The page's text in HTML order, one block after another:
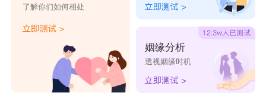
后凝固成复合词，指景色。有光才能成影，“景”引申出阴
影的“影”。阴影的“影”本来就用“景”表示。景也有大土堆
的意思，又指大。北京“景山”就取此义。取名寓意是美丽
出众、纯洁善良、品德高尚、光明希望、活力四射、吉祥
了解你们如何相处
姻缘分析
透视姻缘时机